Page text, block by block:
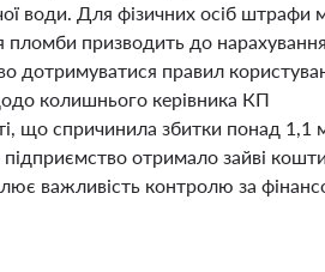
води. Для фізичних осіб штрафи
призводить до
дотримуватися правил
колишнього керівника КП
що спричинила збитки понад 1,1
підприємство отримало зайві
важливість контролю за